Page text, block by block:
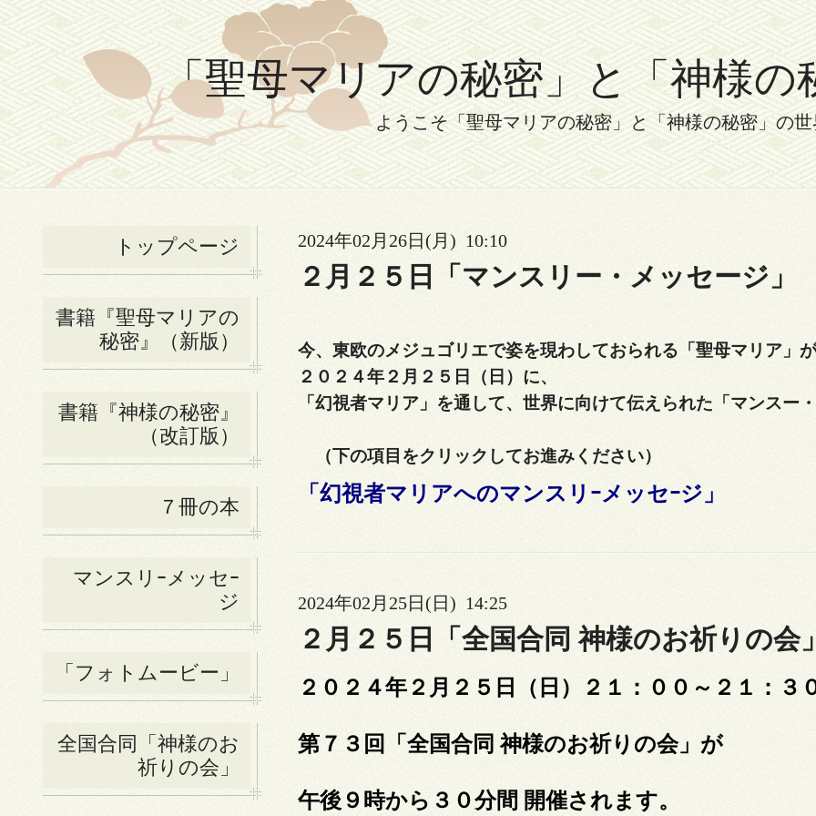
「聖母マリアの秘密」と「神様の
ようこそ「聖母マリアの秘密」と「神様の秘密」の
トップページ
書籍『聖母マリアの
秘密』（新版）
書籍『神様の秘密』
（改訂版）
７冊の本
マンスリｰメッセｰ
ジ
「フォトムービー」
全国合同「神様のお
祈りの会」
2024年02月26日(月) 10:10
２月２５日「マンスリー・メッセージ」
今、東欧のメジュゴリエで姿を現わしておられる「聖母マリア」
２０２４年２月２５日（日）に、
「幻視者マリア」を通して、 世界に向けて伝えられた「マンスー
（下の項目をクリックしてお進みください）
「幻視者マリアへのマンスリｰメッセｰジ」
2024年02月25日(日) 14:25
２月２５日「全国合同 神様のお祈りの会
２０２４年２月２５日（日）２１：００～２１：３
第７３回「全国合同 神様のお祈りの会」が
午後９時から３０分間 開催されます。